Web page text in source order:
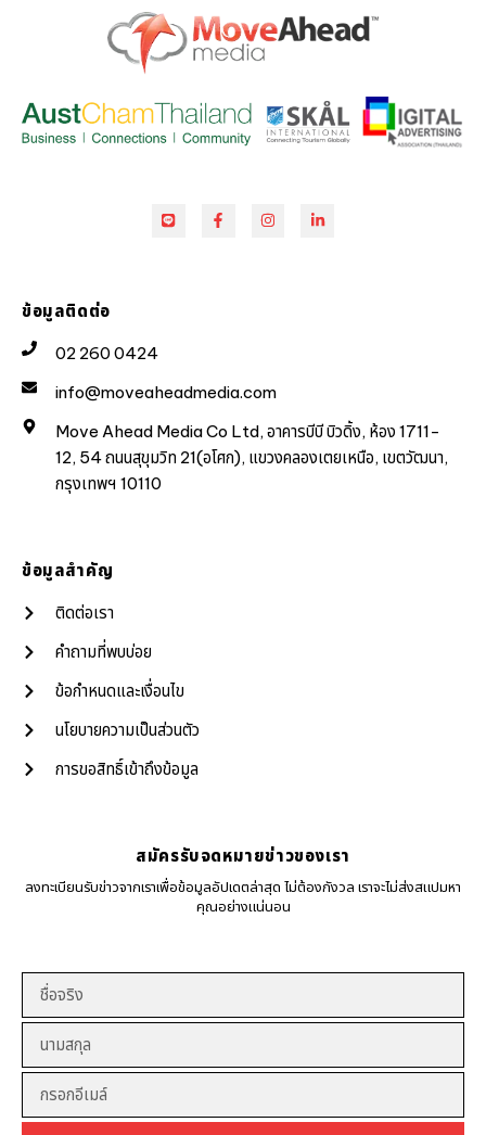
ข้อมูลติดต่อ
02 260 0424
info@moveaheadmedia.com
Move Ahead Media Co Ltd, อาคารบีบี บิวดิ้ง, ห้อง 1711-
12, 54 ถนนสุขุมวิท 21(อโศก), แขวงคลองเตยเหนือ, เขตวัฒนา,
กรุงเทพฯ 10110
ข้อมูลสำคัญ
ติดต่อเรา
คำถามที่พบบ่อย
ข้อกำหนดและเงื่อนไข
นโยบายความเป็นส่วนตัว
การขอสิทธิ์เข้าถึงข้อมูล
สมัครรับจดหมายข่าวของเรา
ลงทะเบียนรับข่าวจากเราเพื่อข้อมูลอัปเดตล่าสุด ไม่ต้องกังวล เราจะไม่ส่งสแปมหา
คุณอย่างแน่นอน